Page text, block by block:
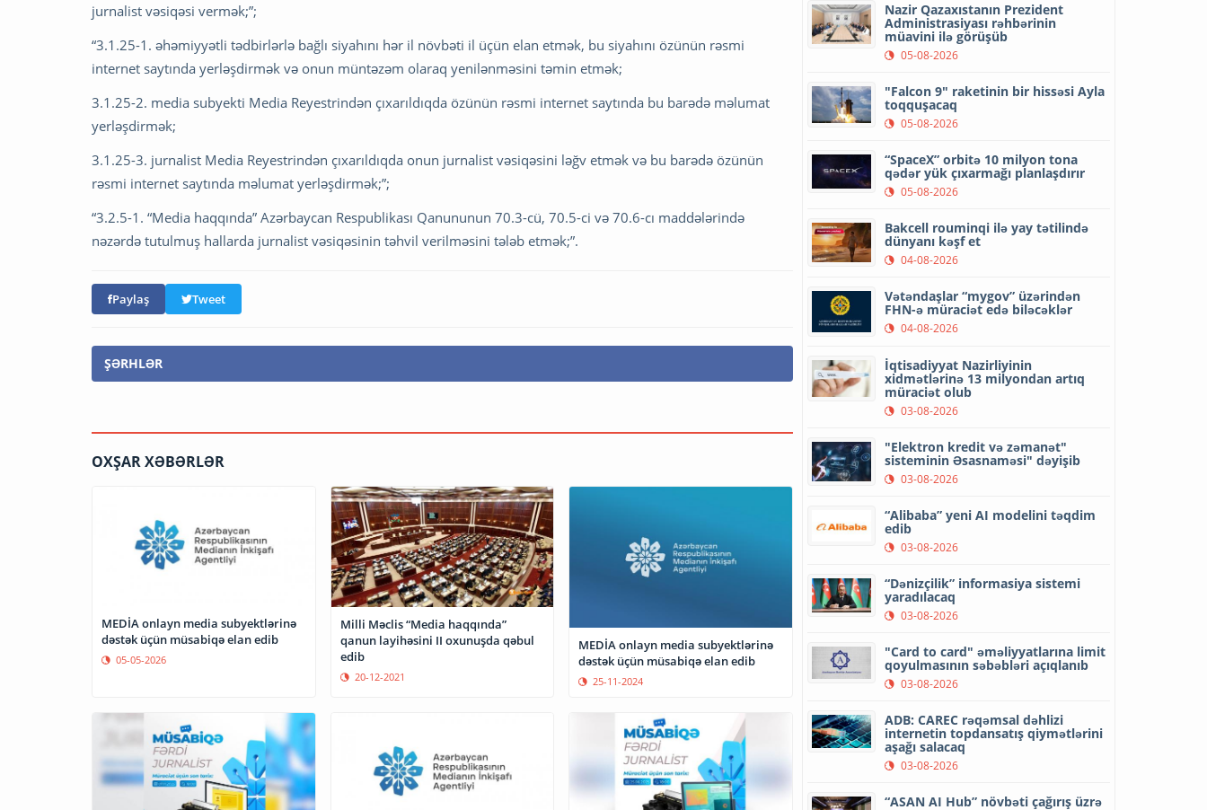
jurnalist vəsiqəsi vermək;”;
“3.1.25-1. əhəmiyyətli tədbirlərlə bağlı siyahını hər il növbəti il üçün elan etmək, bu siyahını özünün rəsmi
internet saytında yerləşdirmək və onun müntəzəm olaraq yenilənməsini təmin etmək;
3.1.25-2. media subyekti Media Reyestrindən çıxarıldıqda özünün rəsmi internet saytında bu barədə məlumat
yerləşdirmək;
3.1.25-3. jurnalist Media Reyestrindən çıxarıldıqda onun jurnalist vəsiqəsini ləğv etmək və bu barədə özünün
rəsmi internet saytında məlumat yerləşdirmək;”;
“3.2.5-1. “Media haqqında” Azərbaycan Respublikası Qanununun 70.3-cü, 70.5-ci və 70.6-cı maddələrində
nəzərdə tutulmuş hallarda jurnalist vəsiqəsinin təhvil verilməsini tələb etmək;”.
Paylaş Tweet
ŞƏRHLƏR
OXŞAR XƏBƏRLƏR
MEDİA onlayn media subyektlərinə
dəstək üçün müsabiqə elan edib
05-05-2026
Milli Məclis “Media haqqında”
qanun layihəsini II oxunuşda qəbul
edib
20-12-2021
MEDİA onlayn media subyektlərinə
dəstək üçün müsabiqə elan edib
25-11-2024
Nazir Qazaxıstanın Prezident
Administrasiyası rəhbərinin
müavini ilə görüşüb
05-08-2026
"Falcon 9" raketinin bir hissəsi Ayla
toqquşacaq
05-08-2026
“SpaceX” orbitə 10 milyon tona
qədər yük çıxarmağı planlaşdırır
05-08-2026
Bakcell rouminqi ilə yay tətilində
dünyanı kəşf et
04-08-2026
Vətəndaşlar “mygov” üzərindən
FHN-ə müraciət edə biləcəklər
04-08-2026
İqtisadiyyat Nazirliyinin
xidmətlərinə 13 milyondan artıq
müraciət olub
03-08-2026
"Elektron kredit və zəmanət"
sisteminin Əsasnaməsi" dəyişib
03-08-2026
“Alibaba” yeni AI modelini təqdim
edib
03-08-2026
“Dənizçilik” informasiya sistemi
yaradılacaq
03-08-2026
"Card to card" əməliyyatlarına limit
qoyulmasının səbəbləri açıqlanıb
03-08-2026
ADB: CAREC rəqəmsal dəhlizi
internetin topdansatış qiymətlərini
aşağı salacaq
03-08-2026
“ASAN AI Hub” növbəti çağırış üzrə